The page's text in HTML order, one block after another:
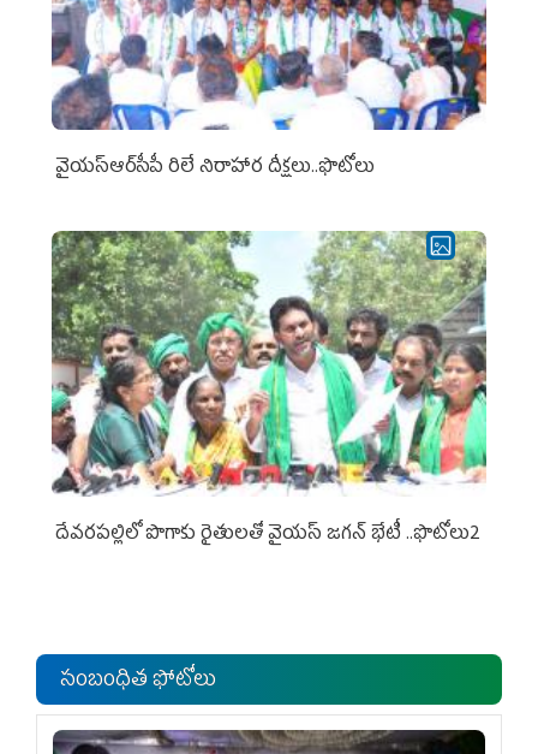
వైయ‌స్ఆర్‌సీపీ రిలే నిరాహార దీక్షలు..ఫొటోలు
దేవరపల్లిలో పొగాకు రైతులతో వైయస్ జగన్ భేటీ ..ఫొటోలు2
సంబంధిత ఫోటోలు